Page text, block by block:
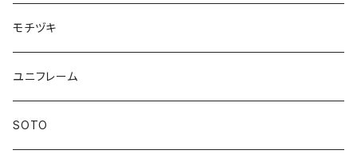
モチヅキ
ユニフレーム
SOTO